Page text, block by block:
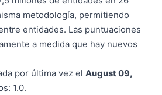
metodología, permitiendo
entidades. Las puntuaciones
a medida que hay nuevos
por última vez el August 09,
1.0.